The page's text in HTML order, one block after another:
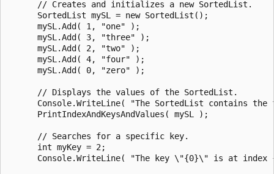
      // Creates and initializes a new SortedList.
      SortedList mySL = new SortedList();
      mySL.Add( 1, "one" );
      mySL.Add( 3, "three" );
      mySL.Add( 2, "two" );
      mySL.Add( 4, "four" );
      mySL.Add( 0, "zero" );
      // Displays the values of the SortedList.
Console.WriteLine( "The SortedList contains the
      PrintIndexAndKeysAndValues( mySL );
      // Searches for a specific key.
      int myKey = 2;
Console.WriteLine( "The key \"{0}\" is at index